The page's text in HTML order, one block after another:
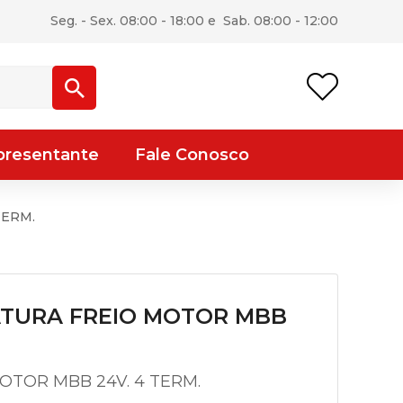
Seg. - Sex. 08:00 - 18:00 e Sab. 08:00 - 12:00
Fale Conosco
FREIO MOTOR MBB
MBB 24V. 4 TERM.